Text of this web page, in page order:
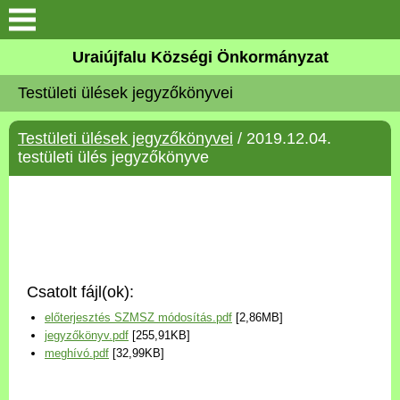
Köszöntő
Elérhetőségek
Uraiújfalu
Választási információk
Versenyképes Járások
Uraiújfalu Községi Önkormányzat
Testületi ülések jegyzőkönyvei
Testületi ülések jegyzőkönyvei / 2019.12.04.
testületi ülés jegyzőkönyve
Csatolt fájl(ok):
előterjesztés SZMSZ módosítás.pdf [2,86MB]
jegyzőkönyv.pdf [255,91KB]
meghívó.pdf [32,99KB]